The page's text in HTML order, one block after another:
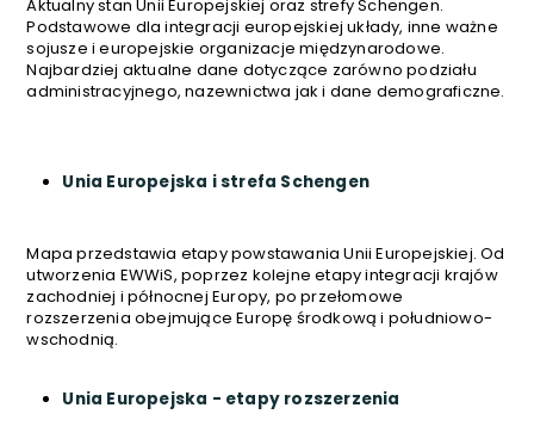
Unia Europejska i strefa Schengen
Aktualny stan Unii Europejskiej oraz strefy Schengen.
Podstawowe dla integracji europejskiej układy, inne ważne
sojusze i europejskie organizacje międzynarodowe.
Najbardziej aktualne dane dotyczące zarówno podziału
administracyjnego, nazewnictwa jak i dane demograficzne.
Unia Europejska - etapy rozszerzenia
Mapa przedstawia etapy powstawania Unii Europejskiej. Od
utworzenia EWWiS, poprzez kolejne etapy integracji krajów
zachodniej i północnej Europy, po przełomowe
rozszerzenia obejmujące Europę środkową i południowo-
wschodnią.